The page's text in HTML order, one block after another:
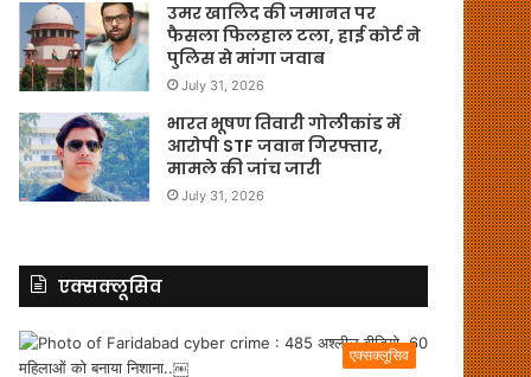
उमर खालिद की जमानत पर
फैसला फिलहाल टला, हाई कोर्ट ने
पुलिस से मांगा जवाब
July 31, 2026
भारत भूषण तिवारी गोलीकांड में
आरोपी STF जवान गिरफ्तार,
मामले की जांच जारी
July 31, 2026
एक्सक्लूसिव
एक्सक्लूसिव